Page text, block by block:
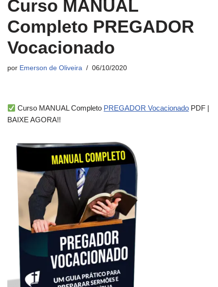
Curso MANUAL
Completo PREGADOR
Vocacionado
por Emerson de Oliveira 06/10/2020
Curso MANUAL Completo PREGADOR Vocacionado PDF |
BAIXE AGORA!!